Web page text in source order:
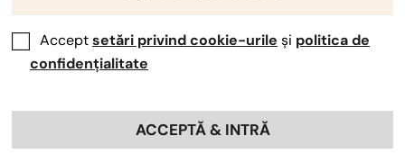
Acceptsetări privind cookie-urile și politica de
confidențialitate
ACCEPTĂ & INTRĂ